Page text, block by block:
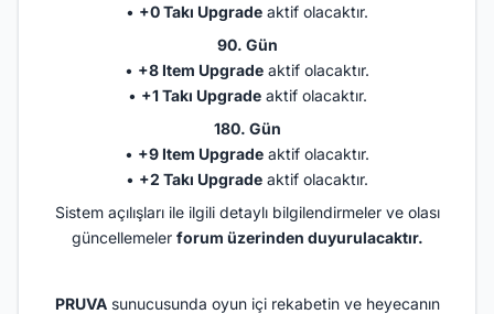
• +0 Takı Upgrade aktif olacaktır.
90. Gün
• +8 Item Upgrade aktif olacaktır.
• +1 Takı Upgradeaktif olacaktır.
180. Gün
• +9 Item Upgrade aktif olacaktır.
• +2 Takı Upgrade aktif olacaktır.
Sistem açılışları ile ilgili detaylı bilgilendirmeler ve olası
güncellemeler forum üzerinden duyurulacaktır.
PRUVAsunucusunda oyun içi rekabetin ve heyecanın